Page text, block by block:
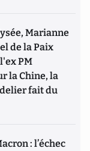
Marianne
de la Paix
PM
la Chine, la
fait du
: l’échec